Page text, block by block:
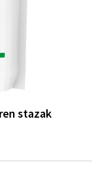
stazak